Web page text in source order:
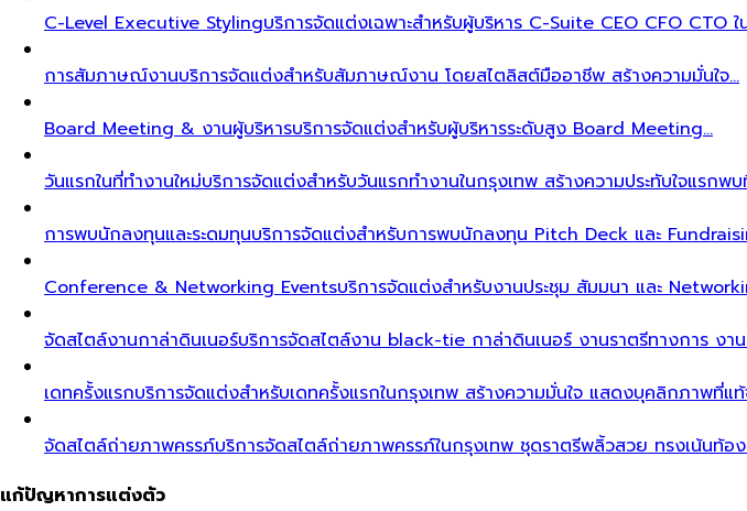
C-Level Executive Stylingบริการจัดแต่งเฉพาะสำหรับผู้บริหาร C-Suite CEO CFO CTO ใ
การสัมภาษณ์งานบริการจัดแต่งสำหรับสัมภาษณ์งาน โดยสไตลิสต์มืออาชีพ สร้างความมั่นใจ…
Board Meeting & งานผู้บริหารบริการจัดแต่งสำหรับผู้บริหารระดับสูง Board Meeting…
วันแรกในที่ทำงานใหม่บริการจัดแต่งสำหรับวันแรกทำงานในกรุงเทพ สร้างความประทับใจแรกพ
การพบนักลงทุนและระดมทุนบริการจัดแต่งสำหรับการพบนักลงทุน Pitch Deck และ
Conference & Networking Eventsบริการจัดแต่งสำหรับงานประชุม สัมมนา และ
จัดสไตล์งานกาล่าดินเนอร์บริการจัดสไตล์งาน black-tie กาล่าดินเนอร์ งานราตรีทางการ งา
เดทครั้งแรกบริการจัดแต่งสำหรับเดทครั้งแรกในกรุงเทพ สร้างความมั่นใจ แสดงบุคลิกภาพที่แ
จัดสไตล์ถ่ายภาพครรภ์บริการจัดสไตล์ถ่ายภาพครรภ์ในกรุงเทพ ชุดราตรีพลิ้วสวย ทรงเน้นท้อ
แก้ปัญหาการแต่งตัว